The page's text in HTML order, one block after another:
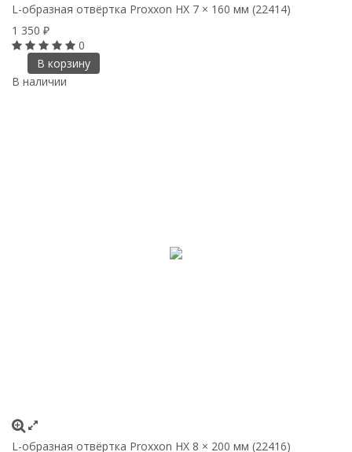
L-образная отвёртка Proxxon HX 7 × 160 мм (22414)
1 350 ₽
0
В корзину
В наличии
L-образная отвёртка Proxxon HX 8 × 200 мм (22416)